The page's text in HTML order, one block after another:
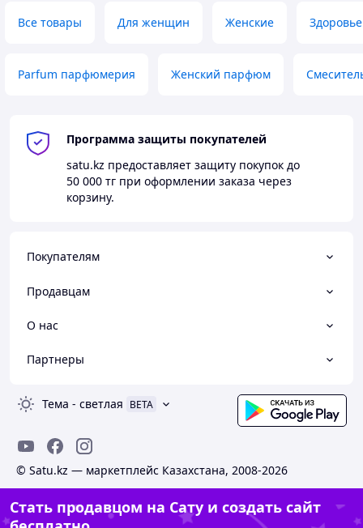
Все товары Для женщин Женские Здоровье
Parfum парфюмерия Женский парфюм
Программа защиты покупателей
satu.kz предоставляет защиту покупок до
50 000 тг при оформлении заказа через
корзину.
Покупателям
Продавцам
О нас
Партнеры
Тема - светлая BETA
© Satu.kz — маркетплейс Казахстана, 2008-2026
Стать продавцом на Сату и создать сайт